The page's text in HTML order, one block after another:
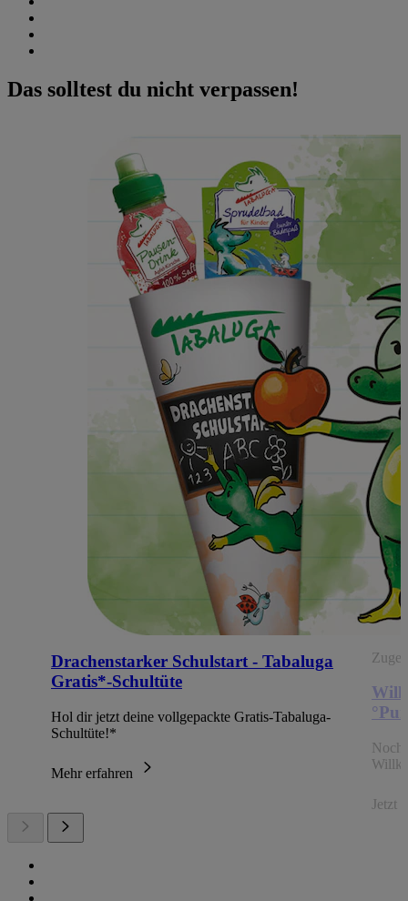
Das solltest du nicht verpassen!
Drachenstarker Schulstart - Tabaluga
Gratis*-Schultüte
Hol dir jetzt deine vollgepackte Gratis-Tabaluga-
Schultüte!*
Mehr erfahren
Noch
Jetzt